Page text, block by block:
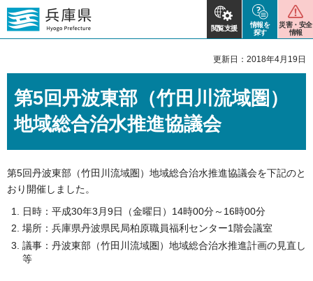
閲覧支援
情報を
探す
災害・安全
情報
更新日：2018年4月19日
第5回丹波東部（竹田川流域圏）
地域総合治水推進協議会
第5回丹波東部（竹田川流域圏）地域総合治水推進協議会を下記のと
おり開催しました。
日時：平成30年3月9日（金曜日）14時00分～16時00分
場所：兵庫県丹波県民局柏原職員福利センター1階会議室
議事：丹波東部（竹田川流域圏）地域総合治水推進計画の見直し
等